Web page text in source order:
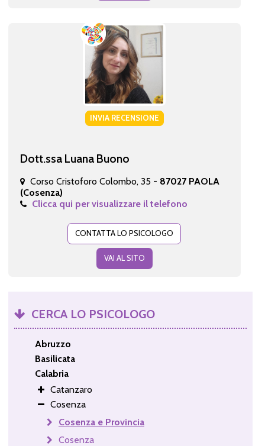
INVIA RECENSIONE
Dott.ssa Luana Buono
Corso Cristoforo Colombo, 35 - 87027 PAOLA
(Cosenza)
Clicca qui per visualizzare il telefono
CONTATTA LO PSICOLOGO
VAI AL SITO
CERCA LO PSICOLOGO
Abruzzo
Basilicata
Calabria
Catanzaro
Cosenza
Cosenza e Provincia
Cosenza